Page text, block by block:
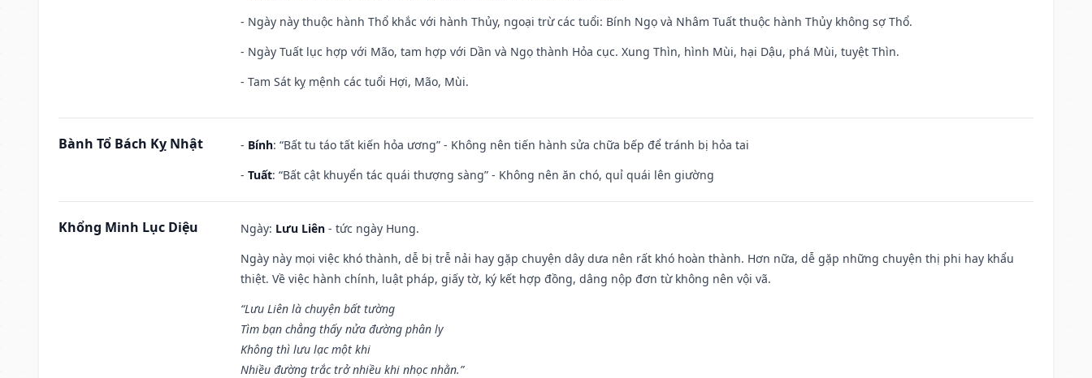
- Ngày này thuộc hành Thổ khắc với hành Thủy, ngoại trừ các tuổi: Bính Ngọ và Nhâm Tuất thuộc hành Thủy không sợ Thổ.
- Ngày Tuất lục hợp với Mão, tam hợp với Dần và Ngọ thành Hỏa cục. Xung Thìn, hình Mùi, hại Dậu, phá Mùi, tuyệt Thìn.
- Tam Sát kỵ mệnh các tuổi Hợi, Mão, Mùi.
Bành Tổ Bách Kỵ Nhật - Bính: “Bất tu táo tất kiến hỏa ương” - Không nên tiến hành sửa chữa bếp để tránh bị hỏa tai
- Tuất: “Bất cật khuyển tác quái thượng sàng” - Không nên ăn chó, quỉ quái lên giường
Khổng Minh Lục Diệu Ngày: Lưu Liên - tức ngày Hung.
Ngày này mọi việc khó thành, dễ bị trễ nải hay gặp chuyện dây dưa nên rất khó hoàn thành. Hơn nữa, dễ gặp những chuyện thị phi hay khẩu
thiệt. Về việc hành chính, luật pháp, giấy tờ, ký kết hợp đồng, dâng nộp đơn từ không nên vội vã.
“Lưu Liên là chuyện bất tường
Tìm bạn chẳng thấy nửa đường phân ly
Không thì lưu lạc một khi
Nhiều đường trắc trở nhiều khi nhọc nhằn.”